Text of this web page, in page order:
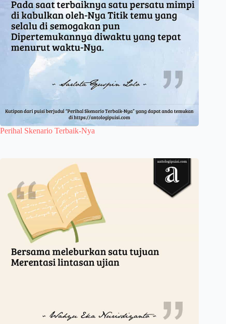
Perihal Skenario Terbaik-Nya